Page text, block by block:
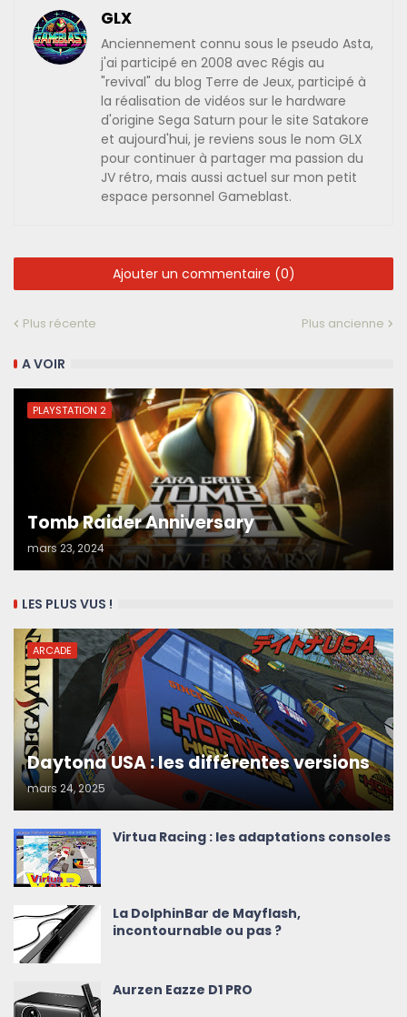
GLX
Anciennement connu sous le pseudo Asta,
j'ai participé en 2008 avec Régis au
"revival" du blog Terre de Jeux, participé à
la réalisation de vidéos sur le hardware
d'origine Sega Saturn pour le site Satakore
et aujourd'hui, je reviens sous le nom GLX
pour continuer à partager ma passion du
JV rétro, mais aussi actuel sur mon petit
espace personnel Gameblast.
Ajouter un commentaire (0)
Plus récente Plus ancienne
A VOIR
PLAYSTATION 2
Tomb Raider Anniversary
mars 23, 2024
LES PLUS VUS !
ARCADE
Daytona USA : les différentes versions
mars 24, 2025
Virtua Racing : les adaptations consoles
La DolphinBar de Mayflash,
incontournable ou pas ?
Aurzen Eazze D1 PRO